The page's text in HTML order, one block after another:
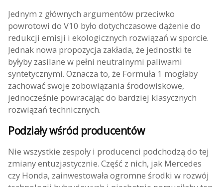
Jednym z głównych argumentów przeciwko
powrotowi do V10 było dotychczasowe dążenie do
redukcji emisji i ekologicznych rozwiązań w sporcie.
Jednak nowa propozycja zakłada, że jednostki te
byłyby zasilane w pełni neutralnymi paliwami
syntetycznymi. Oznacza to, że Formuła 1 mogłaby
zachować swoje zobowiązania środowiskowe,
jednocześnie powracając do bardziej klasycznych
rozwiązań technicznych.
Podziały wśród producentów
Nie wszystkie zespoły i producenci podchodzą do tej
zmiany entuzjastycznie. Część z nich, jak Mercedes
czy Honda, zainwestowała ogromne środki w rozwój